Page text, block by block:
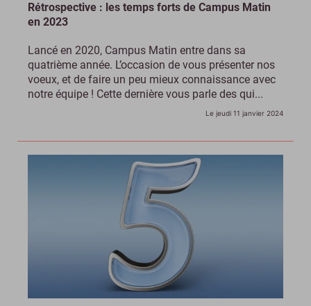
Rétrospective : les temps forts de Campus Matin
en 2023
Lancé en 2020, Campus Matin entre dans sa
quatrième année. L’occasion de vous présenter nos
voeux, et de faire un peu mieux connaissance avec
notre équipe ! Cette dernière vous parle des qui...
Le jeudi 11 janvier 2024